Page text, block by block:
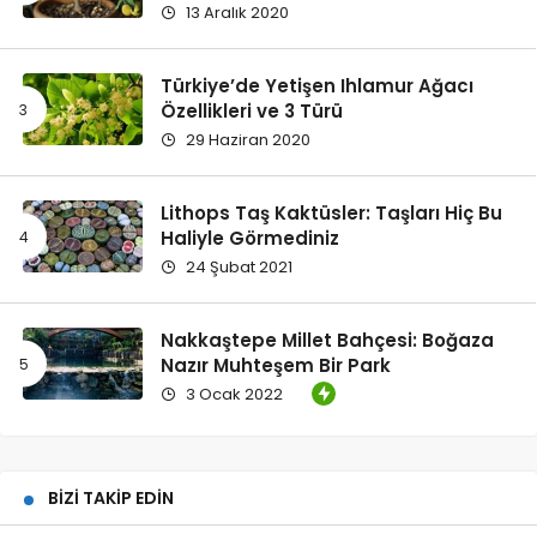
13 Aralık 2020
Türkiye’de Yetişen Ihlamur Ağacı
Özellikleri ve 3 Türü
29 Haziran 2020
Lithops Taş Kaktüsler: Taşları Hiç Bu
Haliyle Görmediniz
24 Şubat 2021
Nakkaştepe Millet Bahçesi: Boğaza
Nazır Muhteşem Bir Park
3 Ocak 2022
BIZI TAKIP EDIN